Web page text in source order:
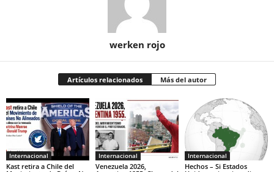
werken rojo
Artículos relacionados Más del autor
Internacional
Kast retira a Chile del
Internacional
Venezuela 2026,
Internacional
Hechos – Si Estados